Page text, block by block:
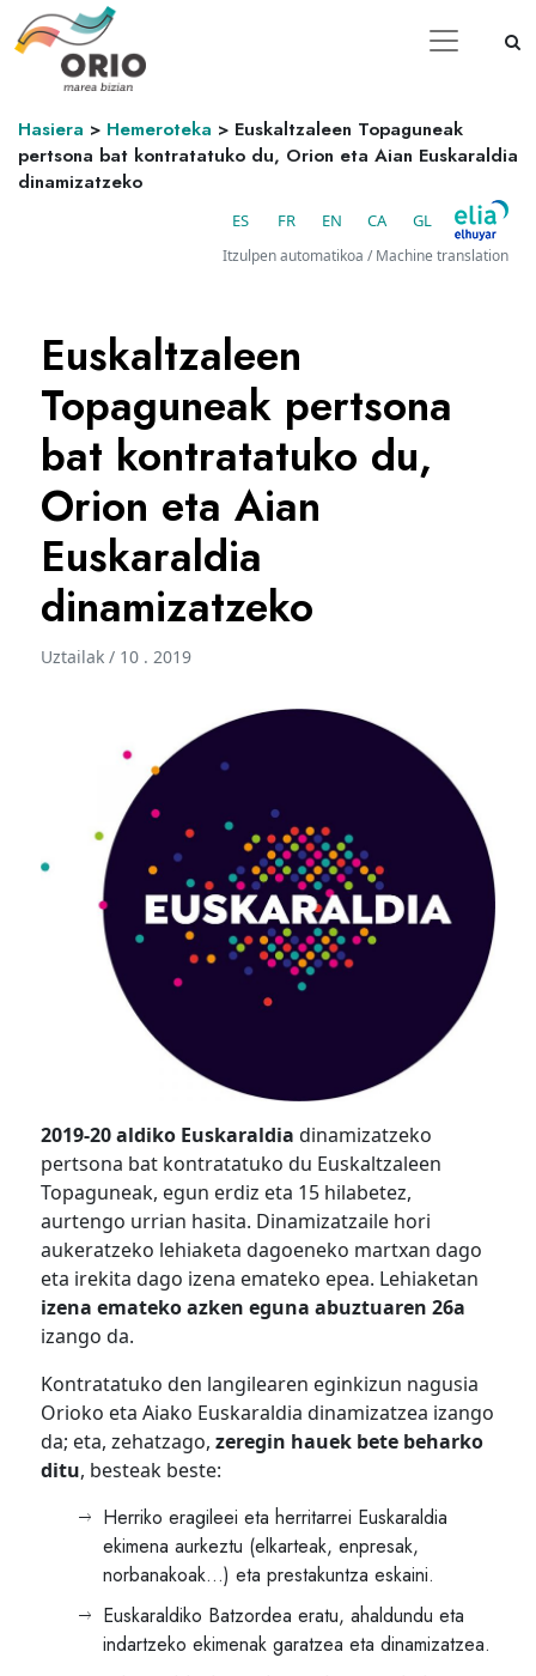
Hasiera > Hemeroteka > Euskaltzaleen Topaguneak
pertsona bat kontratatuko du, Orion eta Aian Euskaraldia
dinamizatzeko
ES FR EN CA GL
Itzulpen automatikoa / Machine translation
Euskaltzaleen
Topaguneak pertsona
bat kontratatuko du,
Orion eta Aian
Euskaraldia
dinamizatzeko
Uztailak / 10 . 2019
2019-20 aldiko Euskaraldia dinamizatzeko
pertsona bat kontratatuko du Euskaltzaleen
Topaguneak, egun erdiz eta 15 hilabetez,
aurtengo urrian hasita. Dinamizatzaile hori
aukeratzeko lehiaketa dagoeneko martxan dago
eta irekita dago izena emateko epea. Lehiaketan
izena emateko azken eguna abuztuaren 26a
izango da.
Kontratatuko den langilearen eginkizun nagusia
Orioko eta Aiako Euskaraldia dinamizatzea izango
da; eta, zehatzago,zeregin hauek bete beharko
ditu, besteak beste:
Herriko eragileei eta herritarrei Euskaraldia
ekimena aurkeztu (elkarteak, enpresak,
norbanakoak…) eta prestakuntza eskaini.
Euskaraldiko Batzordea eratu, ahaldundu eta
indartzeko ekimenak garatzea eta dinamizatzea.